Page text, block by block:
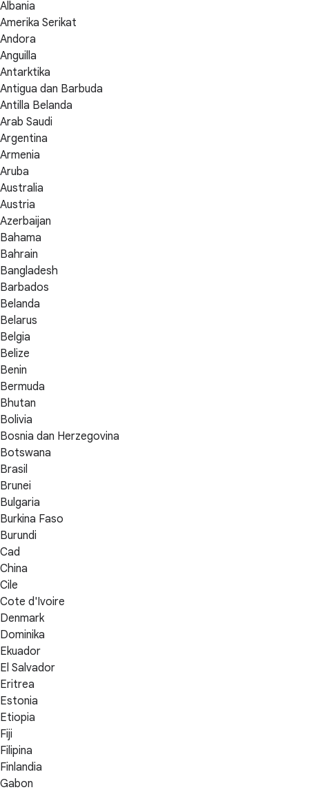
Albania
Amerika Serikat
Andora
Anguilla
Antarktika
Antigua dan Barbuda
Antilla Belanda
Arab Saudi
Argentina
Armenia
Aruba
Australia
Austria
Azerbaijan
Bahama
Bahrain
Bangladesh
Barbados
Belanda
Belarus
Belgia
Belize
Benin
Bermuda
Bhutan
Bolivia
Bosnia dan Herzegovina
Botswana
Brasil
Brunei
Bulgaria
Burkina Faso
Burundi
Cad
China
Cile
Cote d'Ivoire
Denmark
Dominika
Ekuador
El Salvador
Eritrea
Estonia
Etiopia
Fiji
Filipina
Finlandia
Gabon